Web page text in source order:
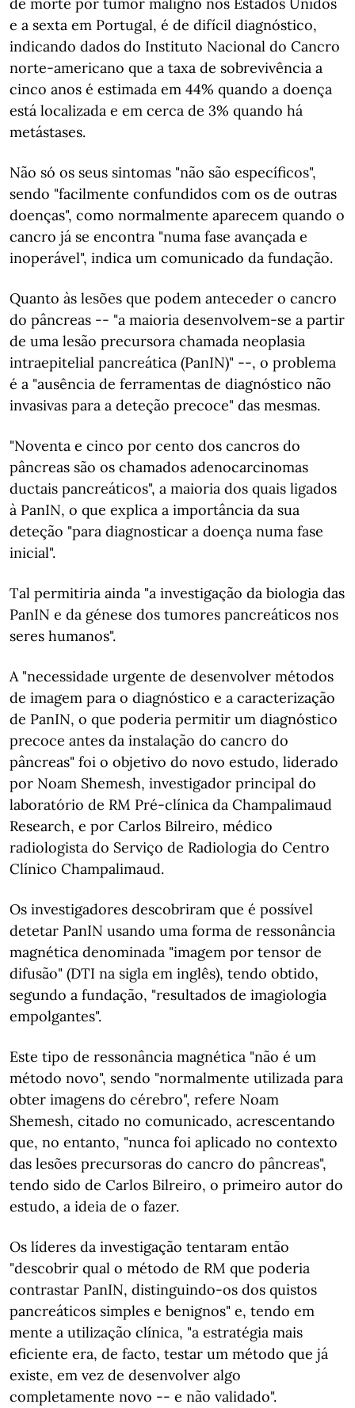
e a sexta em Portugal, é de difícil diagnóstico,
indicando dados do Instituto Nacional do Cancro
norte-americano que a taxa de sobrevivência a
cinco anos é estimada em 44% quando a doença
está localizada e em cerca de 3% quando há
metástases.
Não só os seus sintomas "não são específicos",
sendo "facilmente confundidos com os de outras
doenças", como normalmente aparecem quando o
cancro já se encontra "numa fase avançada e
inoperável", indica um comunicado da fundação.
Quanto às lesões que podem anteceder o cancro
do pâncreas -- "a maioria desenvolvem-se a partir
de uma lesão precursora chamada neoplasia
intraepitelial pancreática (PanIN)" --, o problema
é a "ausência de ferramentas de diagnóstico não
invasivas para a deteção precoce" das mesmas.
"Noventa e cinco por cento dos cancros do
pâncreas são os chamados adenocarcinomas
ductais pancreáticos", a maioria dos quais ligados
à PanIN, o que explica a importância da sua
deteção "para diagnosticar a doença numa fase
inicial".
Tal permitiria ainda "a investigação da biologia das
PanIN e da génese dos tumores pancreáticos nos
seres humanos".
A "necessidade urgente de desenvolver métodos
de imagem para o diagnóstico e a caracterização
de PanIN, o que poderia permitir um diagnóstico
precoce antes da instalação do cancro do
pâncreas" foi o objetivo do novo estudo, liderado
por Noam Shemesh, investigador principal do
laboratório de RM Pré-clínica da Champalimaud
Research, e por Carlos Bilreiro, médico
radiologista do Serviço de Radiologia do Centro
Clínico Champalimaud.
Os investigadores descobriram que é possível
detetar PanIN usando uma forma de ressonância
magnética denominada "imagem por tensor de
difusão" (DTI na sigla em inglês), tendo obtido,
segundo a fundação, "resultados de imagiologia
empolgantes".
Este tipo de ressonância magnética "não é um
método novo", sendo "normalmente utilizada para
obter imagens do cérebro", refere Noam
Shemesh, citado no comunicado, acrescentando
que, no entanto, "nunca foi aplicado no contexto
das lesões precursoras do cancro do pâncreas",
tendo sido de Carlos Bilreiro, o primeiro autor do
estudo, a ideia de o fazer.
Os líderes da investigação tentaram então
"descobrir qual o método de RM que poderia
contrastar PanIN, distinguindo-os dos quistos
pancreáticos simples e benignos" e, tendo em
mente a utilização clínica, "a estratégia mais
eficiente era, de facto, testar um método que já
existe, em vez de desenvolver algo
completamente novo -- e não validado".